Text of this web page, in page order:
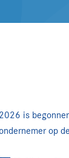
2026 is
op